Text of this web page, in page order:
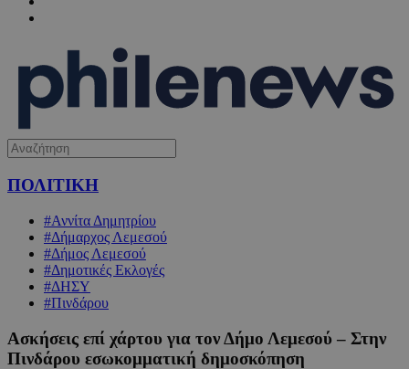
ΠΟΛΙΤΙΚΗ
#Αννίτα Δημητρίου
#Δήμαρχος Λεμεσού
#Δήμος Λεμεσού
#Δημοτικές Εκλογές
#ΔΗΣΥ
#Πινδάρου
Ασκήσεις επί χάρτου για τον Δήμο Λεμεσού – Στην
Πινδάρου εσωκομματική δημοσκόπηση